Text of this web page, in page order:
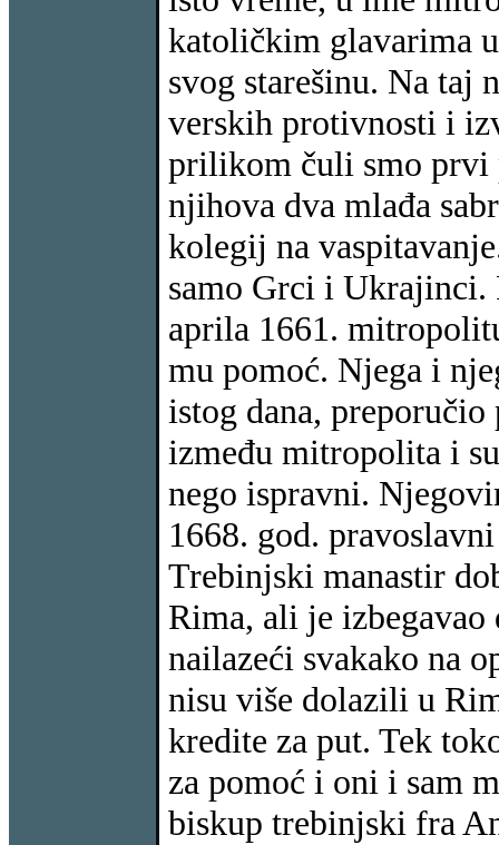
katoličkim glavarima
svog starešinu. Na taj
verskih protivnosti i
prilikom čuli smo prvi
njihova dva mlađa
kolegij na
samo Grci i Ukrajinci.
aprila 1661.
mu pomoć. Njega i
istog dana,
između mitropolita i
nego ispravni.
1668. god.
Trebinjski manastir
Rima, ali je
nailazeći svakako na
nisu više dolazili u
kredite za put. Tek
za pomoć i oni i sam
biskup trebinjski fra